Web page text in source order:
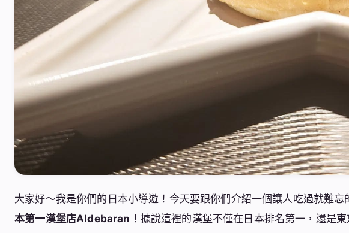
大家好～我是你們的日本小導遊！今天要跟你們介紹一個讓人吃過就難
本第一漢堡店Aldebaran ！據說這裡的漢堡不僅在日本排名第一，還是